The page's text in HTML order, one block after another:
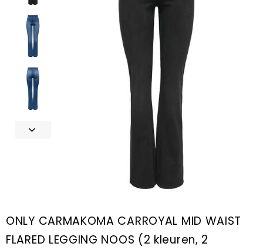
ONLY CARMAKOMA CARROYAL MID WAIST
FLARED LEGGING NOOS (2 kleuren, 2